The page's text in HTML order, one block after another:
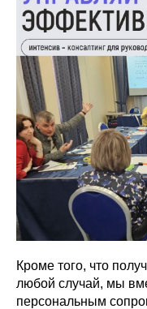
Кроме того, что
любой случай, мы
персональным